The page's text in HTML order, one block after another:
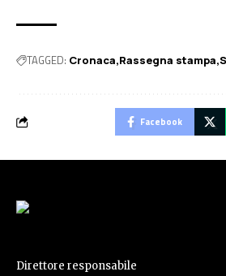
TAGGED: Cronaca Rassegna stampa
Facebook
Direttore responsabile